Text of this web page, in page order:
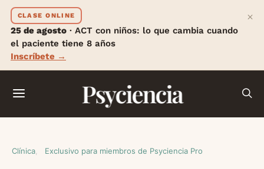
CLASE ONLINE
25 de agosto · ACT con niños: lo que cambia cuando
el paciente tiene 8 años
Inscríbete →
×
Psyciencia
Clínica Exclusivo para miembros de Psyciencia Pro